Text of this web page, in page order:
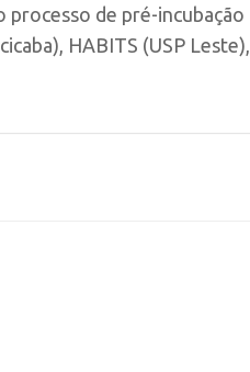
de pré-incubação
HABITS (USP Leste),